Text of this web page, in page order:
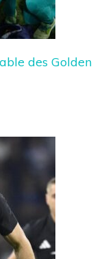
des Golden